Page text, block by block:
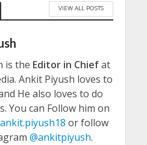
VIEW ALL POSTS
is the Editor in Chiefat
Ankit Piyush loves to
He also loves to do
You can Follow him on
or follow
@ankitpiyush.